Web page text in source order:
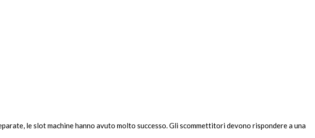
le slot machine hanno avuto molto successo. Gli scommettitori devono rispondere a una